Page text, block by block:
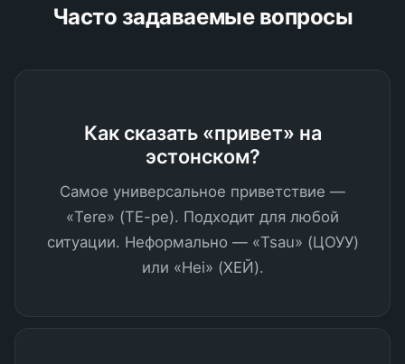
Часто задаваемые вопросы
Как сказать «привет» на
эстонском?
Самое универсальное приветствие —
«Tere» (ТЕ-ре). Подходит для любой
ситуации. Неформально — «Tsau» (ЦОУУ)
или «Hei» (ХЕЙ).